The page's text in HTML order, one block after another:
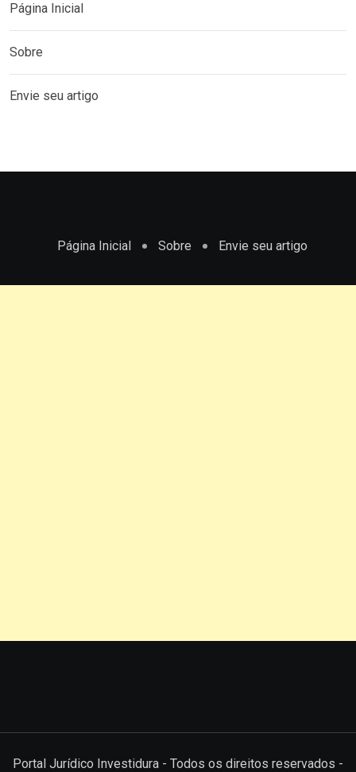
Página Inicial
Sobre
Envie seu artigo
Página Inicial Sobre Envie seu artigo
Portal Jurídico Investidura - Todos os direitos reservados -